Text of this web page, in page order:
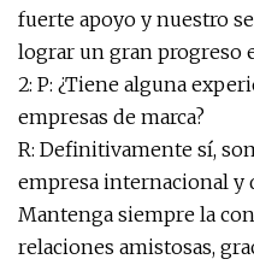
fuerte apoyo y nuestro
lograr un gran progreso
2: P: ¿Tiene alguna
empresas de marca?
R: Definitivamente sí,
empresa internacional y
Mantenga siempre la
relaciones amistosas,